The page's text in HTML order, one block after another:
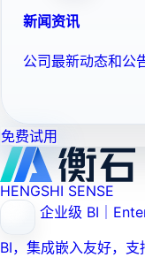
新闻资讯
公司最新动态和公
免费试用
HENGSHI SENSE
企业级 BI｜
BI，集成嵌入友好，